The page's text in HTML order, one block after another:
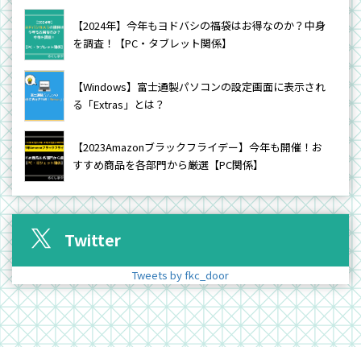
【2024年】今年もヨドバシの福袋はお得なのか？中身
を調査！【PC・タブレット関係】
【Windows】富士通製パソコンの設定画面に表示され
る「Extras」とは？
【2023Amazonブラックフライデー】今年も開催！お
すすめ商品を各部門から厳選【PC関係】
Twitter
Tweets by fkc_door